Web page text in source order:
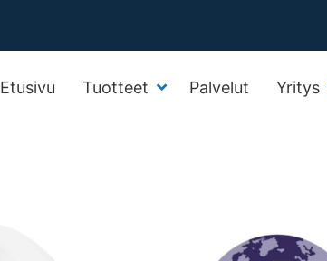
Etusivu Tuotteet Palvelut Yritys